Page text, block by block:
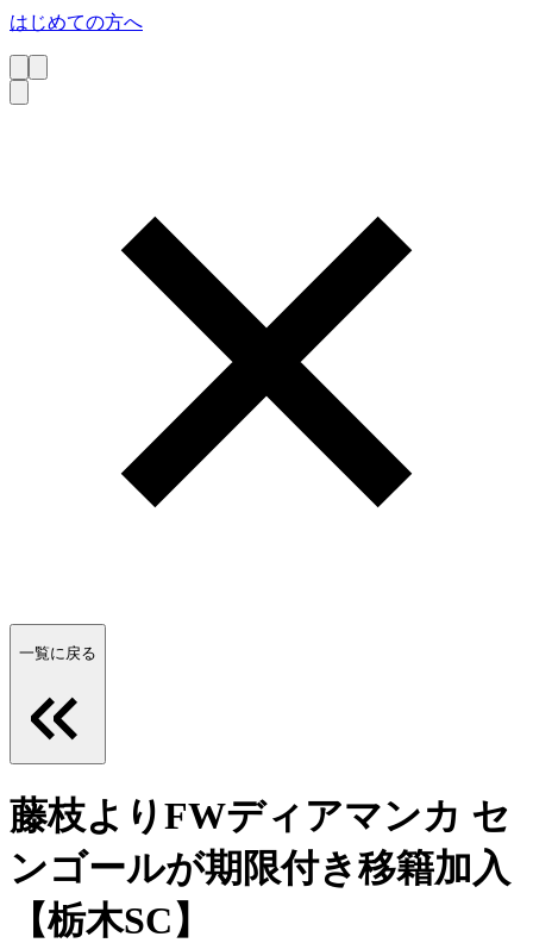
はじめての方へ
一覧に戻る
藤枝よりFWディアマンカ セ
ンゴールが期限付き移籍加入
【栃木SC】